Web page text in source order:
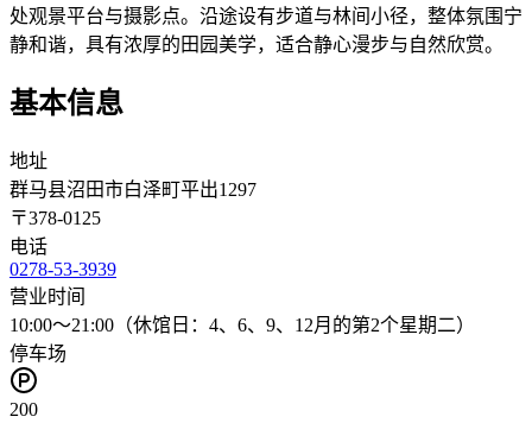
处观景平台与摄影点。沿途设有步道与林间小径，整体氛围宁
静和谐，具有浓厚的田园美学，适合静心漫步与自然欣赏。
基本信息
地址
群马县沼田市白泽町平出1297
〒378-0125
电话
0278-53-3939
营业时间
10:00～21:00（休馆日：4、6、9、12月的第2个星期二）
停车场
200